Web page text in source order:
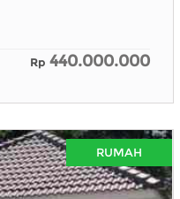
Rp 440.000.000
RUMAH